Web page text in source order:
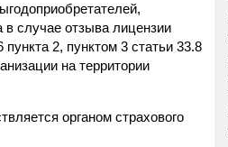
в случае отзыва лицензии
2, пунктом 3 статьи 33.8
на территории
органом страхового